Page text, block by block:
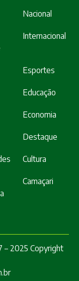
Nacional
Internacional
Esportes
Educação
Economia
Destaque
Cultura
Camaçari
2025 Copyright